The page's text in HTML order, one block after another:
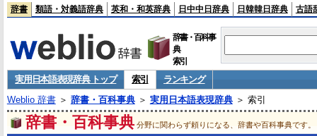
辞書 類語・対義語辞典 英和・和英辞典 日中中日辞典 日韓韓日辞典 古語
辞書・百科事
典
索引
実用日本語表現辞典 トップ 索引
ランキング
Weblio 辞書＞ 辞書・百科事典＞ 実用日本語表現辞典＞ 索引
辞書・百科事典 分野に関わらず頼りになる、辞書や百科事典です。